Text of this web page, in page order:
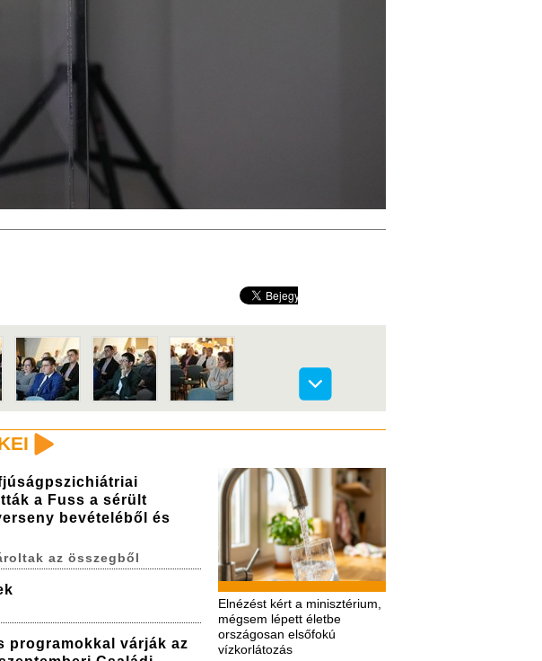
Elnézést kért a minisztérium,
mégsem lépett életbe
országosan elsőfokú
vízkorlátozás
a Fuss a sérült
bevételéből és
az összegből
programokkal várják az